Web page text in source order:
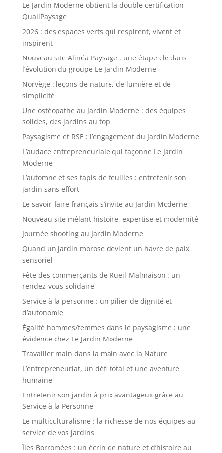
Le Jardin Moderne obtient la double certification
QualiPaysage
2026 : des espaces verts qui respirent, vivent et
inspirent
Nouveau site Alinéa Paysage : une étape clé dans
l’évolution du groupe Le Jardin Moderne
Norvège : leçons de nature, de lumière et de
simplicité
Une ostéopathe au Jardin Moderne : des équipes
solides, des jardins au top
Paysagisme et RSE : l’engagement du Jardin Moderne
L’audace entrepreneuriale qui façonne Le Jardin
Moderne
L’automne et ses tapis de feuilles : entretenir son
jardin sans effort
Le savoir-faire français s’invite au Jardin Moderne
Nouveau site mêlant histoire, expertise et modernité
Journée shooting au Jardin Moderne
Quand un jardin morose devient un havre de paix
sensoriel
Fête des commerçants de Rueil-Malmaison : un
rendez-vous solidaire
Service à la personne : un pilier de dignité et
d’autonomie
Égalité hommes/femmes dans le paysagisme : une
évidence chez Le Jardin Moderne
Travailler main dans la main avec la Nature
L’entrepreneuriat, un défi total et une aventure
humaine
Entretenir son jardin à prix avantageux grâce au
Service à la Personne
Le multiculturalisme : la richesse de nos équipes au
service de vos jardins
Îles Borromées : un écrin de nature et d’histoire au